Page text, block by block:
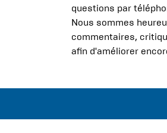
questions par
Nous sommes
commentaires,
afin d'améliorer